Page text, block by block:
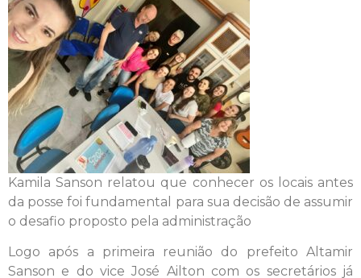
Kamila Sanson relatou que conhecer os locais antes
da posse foi fundamental para sua decisão de assumir
o desafio proposto pela administração
Logo após a primeira reunião do prefeito Altamir
Sanson e do vice José Ailton com os secretários já